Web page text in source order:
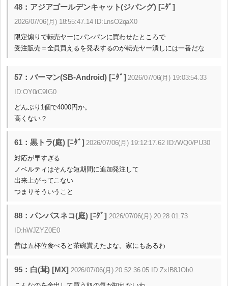
48：アジアゴールデンキャット(ジパング) [ﾆﾀﾞ]
2026/07/06(月) 18:55:47.14 ID:LnsO2qaX0
限定煽りで転売ヤーにパンパンに買わせたところで
受注販売＝全員買えるを発表するのが転売ヤー潰しには一番だな
57：バーマン(SB-Android) [ﾆﾀﾞ] 2026/07/06(月) 19:03:54.33
ID:OY0rC9IG0
どんぶり1個で4000円か。
高くない？
61：黒トラ(庭) [ﾆﾀﾞ] 2026/07/06(月) 19:12:17.62 ID:/WQ0/PU30
対応が早すぎる
ノベルティはそんな短期間に追加発注して
出来上がってこない
つまりそういうこと
88：パンパスネコ(庭) [ﾆﾀﾞ] 2026/07/06(月) 20:28:01.73
ID:hWJZYZ0E0
昔は五杯位食べると茶碗貰えたよな。家にもあるわ
95：白(茸) [MX] 2026/07/06(月) 20:52:36.05 ID:ZxIB8JOh0